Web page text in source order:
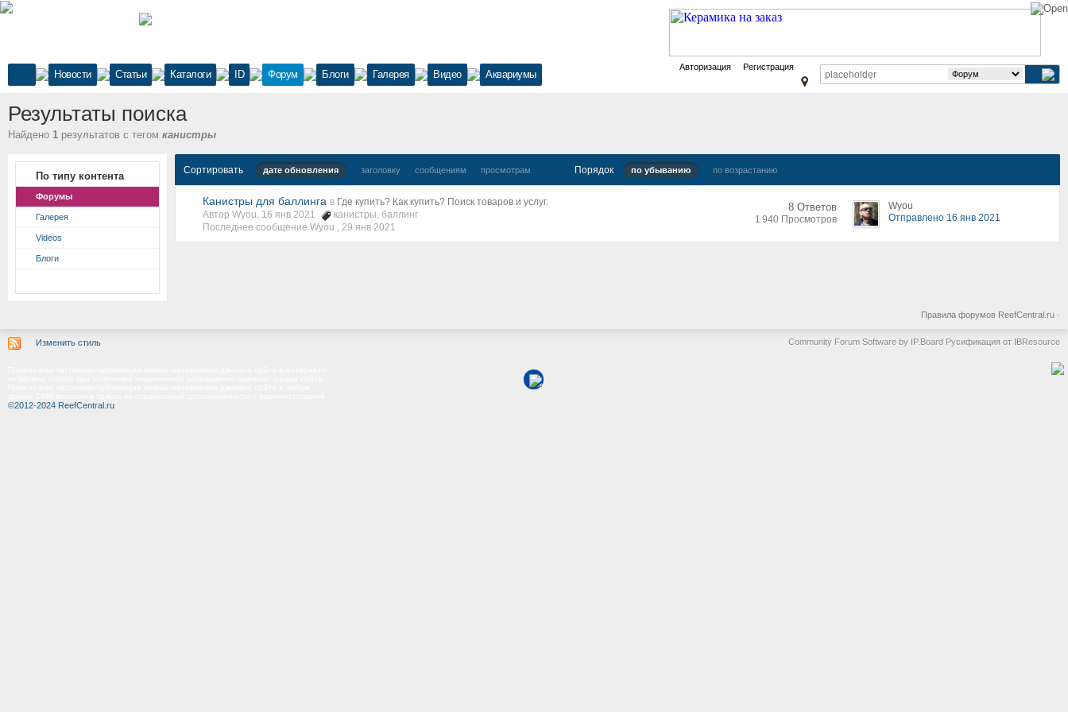
Новости Статьи Каталоги ID Форум Блоги Галерея Видео Аквариумы
Авторизация Регистрация
Результаты поиска
Найдено 1 результатов с тегом канистры
По типу контента
Форумы
Галерея
Videos
Блоги
Сортировать дате обновления заголовку сообщениям просмотрам Порядок по убыванию по возрастанию
Канистры для баллинга в Где купить? Как купить? Поиск товаров и услуг.
Автор Wyou, 16 янв 2021
канистры, баллинг
Последнее сообщение Wyou , 29 янв 2021
8 Ответов
1 940 Просмотров
Wyou
Отправлено 16 янв 2021
Правила форумов ReefCentral.ru ·
Изменить стиль Community Forum Software by IP.Board Русификация от IBResource
©2012-2024 ReefCentral.ru